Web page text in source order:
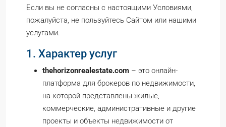
Если вы не согласны с настоящими Условиями,
пожалуйста, не пользуйтесь Сайтом или нашими
услугами.
1. Характер услуг
thehorizonrealestate.com – это онлайн-
платформа для брокеров по недвижимости,
на которой представлены жилые,
коммерческие, административные и другие
проекты и объекты недвижимости от